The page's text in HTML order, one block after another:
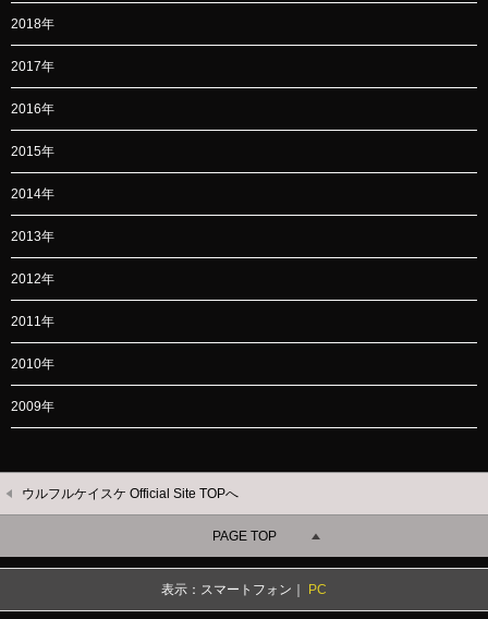
2018年
2017年
2016年
2015年
2014年
2013年
2012年
2011年
2010年
2009年
ウルフルケイスケ Official Site TOPへ
PAGE TOP
表示：スマートフォン｜ PC